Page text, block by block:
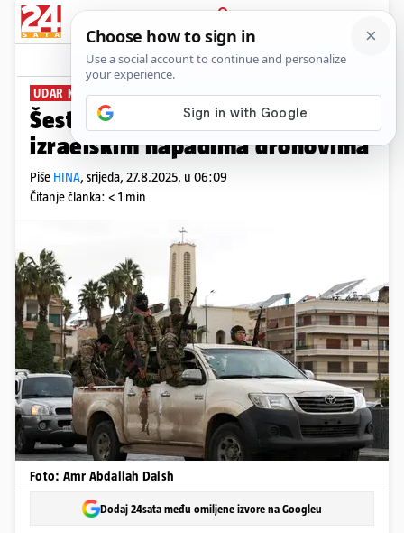
PRIJAVA
News Komentari
UDAR KOD DAMASKA
Šest sirijskih vojnika poginulo u
izraelskim napadima dronovima
Piše HINA, srijeda, 27.8.2025. u 06:09
Čitanje članka: < 1 min
Foto: Amr Abdallah Dalsh
Dodaj 24sata među omiljene izvore na Googleu